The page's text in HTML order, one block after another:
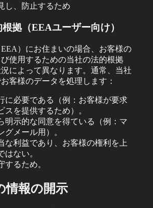
し、防止するため
拠（EEAユーザー向け）
）にお住まいの場合、お客様の
使用するための当社の法的根拠
によって異なります。通常、当社
客様のデータを処理します：
に必要である（例：お客様が要求
スを提供するため）。
明示的な同意を得ている（例：マ
グメール用）。
な利益であり、お客様の権利を上
はない。
するため。
情報の開示